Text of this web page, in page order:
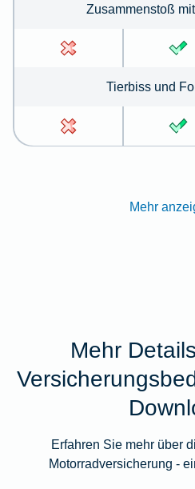
Zu­sammen­stoß
Tier­biss und
Mehr
Mehr
Erfahren Sie mehr über
Motorradversicherung -